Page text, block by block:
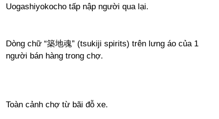
Uogashiyokocho tấp nập người qua lại.
Dòng chữ “築地魂” (tsukiji spirits) trên lưng áo của 1
người bán hàng trong chợ.
Toàn cảnh chợ từ bãi đỗ xe.